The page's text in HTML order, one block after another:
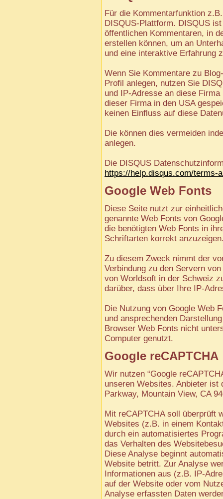
Für die Kommentarfunktion
DISQUS-Plattform. DISQUS
öffentlichen Kommentaren, in
erstellen können, um an
und eine interaktive Erfahrung
Wenn Sie Kommentare zu
Profil anlegen, nutzen Sie
und IP-Adresse an diese
dieser Firma in den USA
keinen Einfluss auf diese
Die können dies vermeiden
anlegen.
Die DISQUS
https://help.disqus.com/terms-
Google Web Fonts
Diese Seite nutzt zur
genannte Web Fonts von
die benötigten Web Fonts in
Schriftarten korrekt
Zu diesem Zweck nimmt der
Verbindung zu den Servern
von Worldsoft in der Schweiz
darüber, dass über Ihre IP-
Die Nutzung von Google Web
und ansprechenden
Browser Web Fonts nicht
Computer genutzt.
Google reCAPTCHA
Wir nutzen “Google
unseren Websites. Anbieter ist
Parkway, Mountain View, CA
Mit reCAPTCHA soll überprüft
Websites (z.B. in einem
durch ein automatisiertes
das Verhalten des
Diese Analyse beginnt
Website betritt. Zur Analyse
Informationen aus (z.B. IP-
auf der Website oder vom
Analyse erfassten Daten